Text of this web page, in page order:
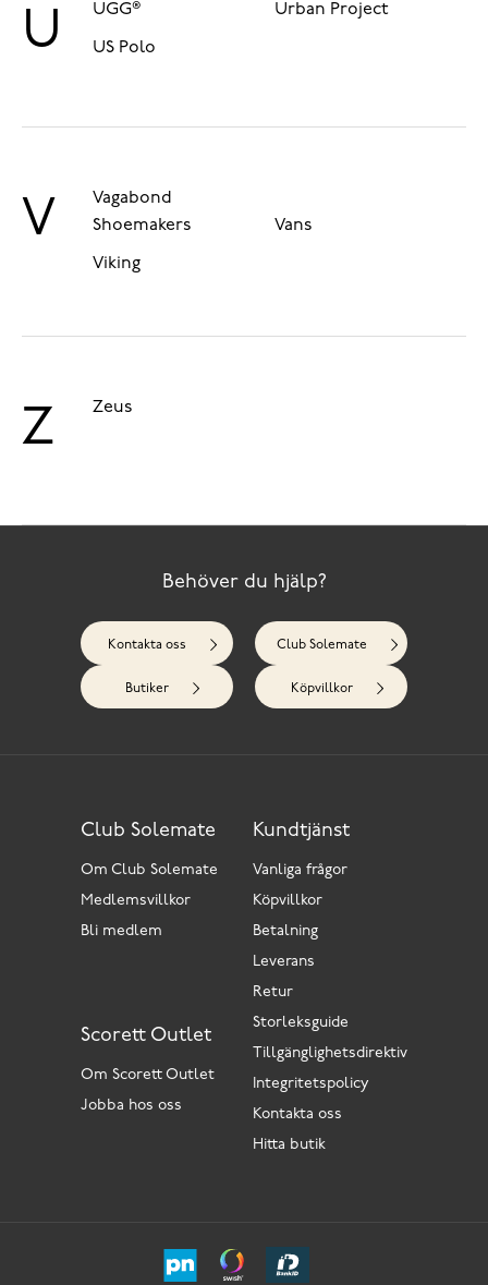
U UGG® Urban Project
US Polo
V
Vagabond
Shoemakers
Vans
Viking
Z Zeus
Behöver du hjälp?
Kontakta oss Club Solemate
Butiker Köpvillkor
Kundtjänst
Vanliga frågor
Köpvillkor
Betalning
Leverans
Retur
Storleksguide
Tillgänglighetsdirektiv
Integritetspolicy
Kontakta oss
Hitta butik
Scorett Outlet
Om Scorett Outlet
Jobba hos oss
Club Solemate
Om Club Solemate
Medlemsvillkor
Bli medlem